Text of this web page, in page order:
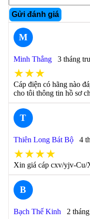
Gửi đánh giá
M
Minh Thắng 3 tháng
★★★
Cáp điện có hãng nào
cho tôi thông tin hồ sơ
T
Thiên Long Bát Bộ 4
★★★★
Xin giá cáp cxv/yjv-
B
Bạch Thế Kinh 2